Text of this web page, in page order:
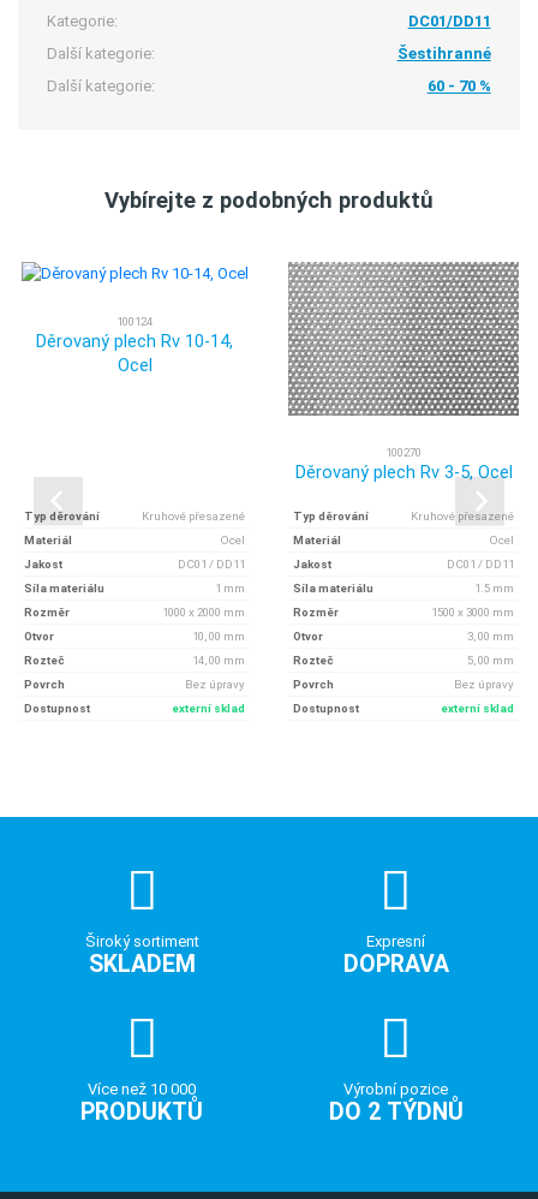
Kategorie:
DC01/DD11
Další kategorie:
Šestihranné
Další kategorie:
60 - 70 %
Vybírejte z podobných produktů
100124
Děrovaný plech Rv 10-14,
Ocel
Typ děrování
Kruhové přesazené
Materiál
Ocel
Jakost
DC01 / DD11
Síla materiálu
1 mm
Rozměr
1000 x 2000 mm
Otvor
10, 00 mm
Rozteč
14, 00 mm
Povrch
Bez úpravy
Dostupnost
externí sklad
100270
Děrovaný plech Rv 3-5, Ocel
Typ děrování
Kruhové přesazené
Materiál
Ocel
Jakost
DC01 / DD11
Síla materiálu
1.5 mm
Rozměr
1500 x 3000 mm
Otvor
3, 00 mm
Rozteč
5, 00 mm
Povrch
Bez úpravy
Dostupnost
externí sklad
Široký sortiment
SKLADEM
Expresní
DOPRAVA
Více než 10 000
PRODUKTŮ
Výrobní pozice
DO 2 TÝDNŮ